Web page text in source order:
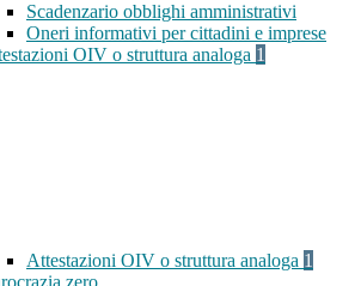
Scadenzario obblighi amministrativi
Oneri informativi per cittadini e imprese
OIV o struttura analoga 1
Attestazioni OIV o struttura analoga 1